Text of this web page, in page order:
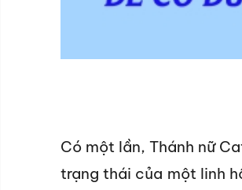
Có một lần, Thánh nữ
trạng thái của một linh